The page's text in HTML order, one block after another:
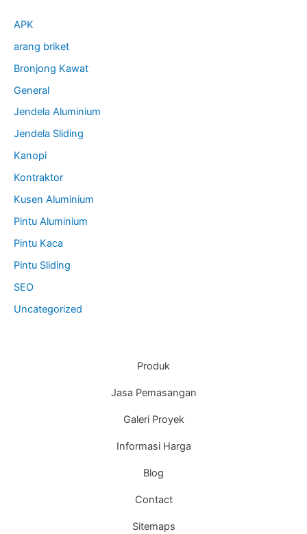
APK
arang briket
Bronjong Kawat
General
Jendela Aluminium
Jendela Sliding
Kanopi
Kontraktor
Kusen Aluminium
Pintu Aluminium
Pintu Kaca
Pintu Sliding
SEO
Uncategorized
Produk
Jasa Pemasangan
Galeri Proyek
Informasi Harga
Blog
Contact
Sitemaps